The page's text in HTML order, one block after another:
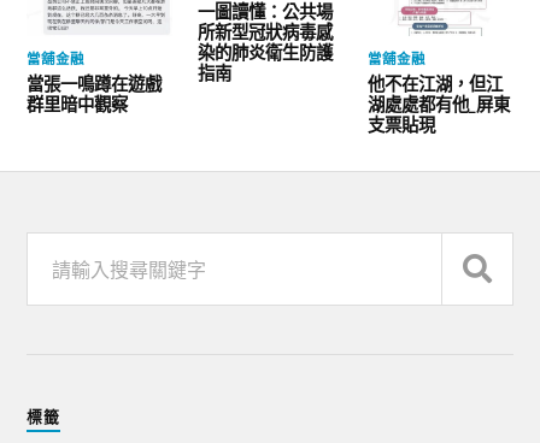
當舖金融
當張一鳴蹲在遊戲
群里暗中觀察
一圖讀懂：公共場
所新型冠狀病毒感
染的肺炎衛生防護
指南
當舖金融
他不在江湖，但江
湖處處都有他_屏東
支票貼現
標籤